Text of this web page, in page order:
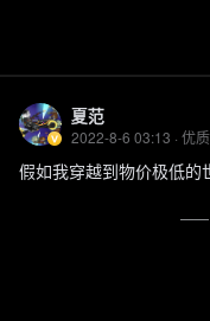
夏范
2022-8-6 03:13 · 优
假如我穿越到物价极低的
——